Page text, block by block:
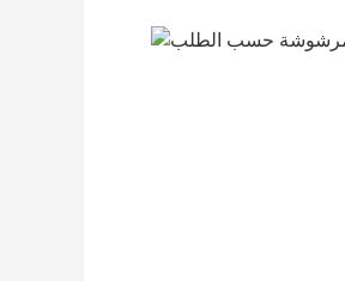
طباعة حواف مرشوشة